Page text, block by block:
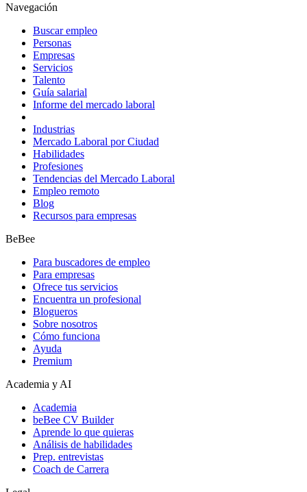
Navegación
Buscar empleo
Personas
Empresas
Servicios
Talento
Guía salarial
Informe del mercado laboral
Industrias
Mercado Laboral por Ciudad
Habilidades
Profesiones
Tendencias del Mercado Laboral
Empleo remoto
Blog
Recursos para empresas
BeBee
Para buscadores de empleo
Para empresas
Ofrece tus servicios
Encuentra un profesional
Blogueros
Sobre nosotros
Cómo funciona
Ayuda
Premium
Academia y AI
Academia
beBee CV Builder
Aprende lo que quieras
Análisis de habilidades
Prep. entrevistas
Coach de Carrera